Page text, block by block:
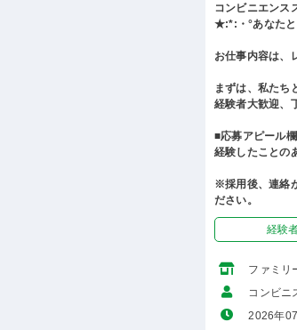
コンビニエンス
★:*:・°あなたと
お仕事内容は、
まずは、私たち
経験者大歓迎、
■応募アピール
経験したことの
※採用後、連絡
ださい。
経験
ファミリ
コンビニ
2026年